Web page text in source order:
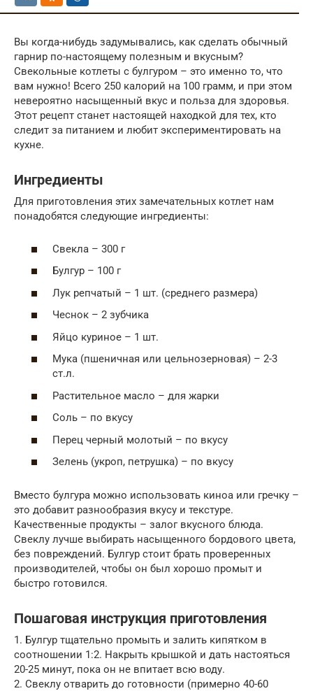
Вы когда-нибудь задумывались, как сделать обычный
гарнир по-настоящему полезным и вкусным?
Свекольные котлеты с булгуром – это именно то, что
вам нужно! Всего 250 калорий на 100 грамм, и при этом
невероятно насыщенный вкус и польза для здоровья.
Этот рецепт станет настоящей находкой для тех, кто
следит за питанием и любит экспериментировать на
кухне.
Ингредиенты
Для приготовления этих замечательных котлет нам
понадобятся следующие ингредиенты:
Свекла – 300 г
Булгур – 100 г
Лук репчатый – 1 шт. (среднего размера)
Чеснок – 2 зубчика
Яйцо куриное – 1 шт.
Мука (пшеничная или цельнозерновая) – 2-3
ст.л.
Растительное масло – для жарки
Соль – по вкусу
Перец черный молотый – по вкусу
Зелень (укроп, петрушка) – по вкусу
Вместо булгура можно использовать киноа или гречку –
это добавит разнообразия вкусу и текстуре.
Качественные продукты – залог вкусного блюда.
Свеклу лучше выбирать насыщенного бордового цвета,
без повреждений. Булгур стоит брать проверенных
производителей, чтобы он был хорошо промыт и
быстро готовился.
Пошаговая инструкция приготовления
1. Булгур тщательно промыть и залить кипятком в
соотношении 1:2. Накрыть крышкой и дать настояться
20-25 минут, пока он не впитает всю воду.
2. Свеклу отварить до готовности (примерно 40-60